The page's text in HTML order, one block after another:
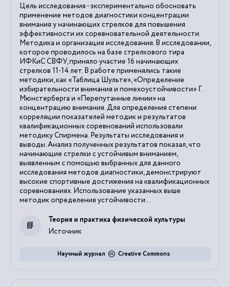
Цель исследования - экспериментально обосновать
применение методов диагностики концентрации
внимания у начинающих стрелков для повышения
эффективности их соревновательной деятельности.
Методика и организация исследования. В исследовании,
которое проводилось на базе стрелкового тира
ИФКиС СВФУ, приняло участие 16 начинающих
стрелков 11-14 лет. В работе применялись такие
методики, как «Таблица Шульте», «Определение
избирательности внимания и помехоустойчивости» Г.
Мюнстерберга и «Перепутанные линии» на
концентрацию внимания. Для определения степени
корреляции показателей методик и результатов
квалификационных соревнований использовали
методику Спирмена. Результаты исследования и
выводы. Анализ полученных результатов показал, что
начинающие стрелки с устойчивым вниманием,
выявленным с помощью выбранных для данного
исследования методов диагностики, демонстрируют
высокие спортивные достижения на квалификационных
соревнованиях. Использование указанных выше
методик определения устойчивости...
Источник
Теория и практика физической культуры
Creative Commons
Научный журнал